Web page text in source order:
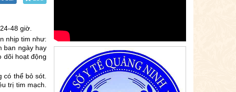
48 giờ.
nhịp tim như:
ban ngày hay
dõi hoạt động
có thể bỏ sót.
trị tim mạch.